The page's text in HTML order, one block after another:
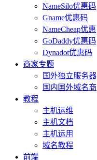
NameSilo优惠码
Gname优惠码
NameCheap优惠
GoDaddy优惠码
Dynadot优惠码
商家专题
国外独立服务器
国内国外域名商
教程
主机运维
主机文档
主机运用
域名教程
前端